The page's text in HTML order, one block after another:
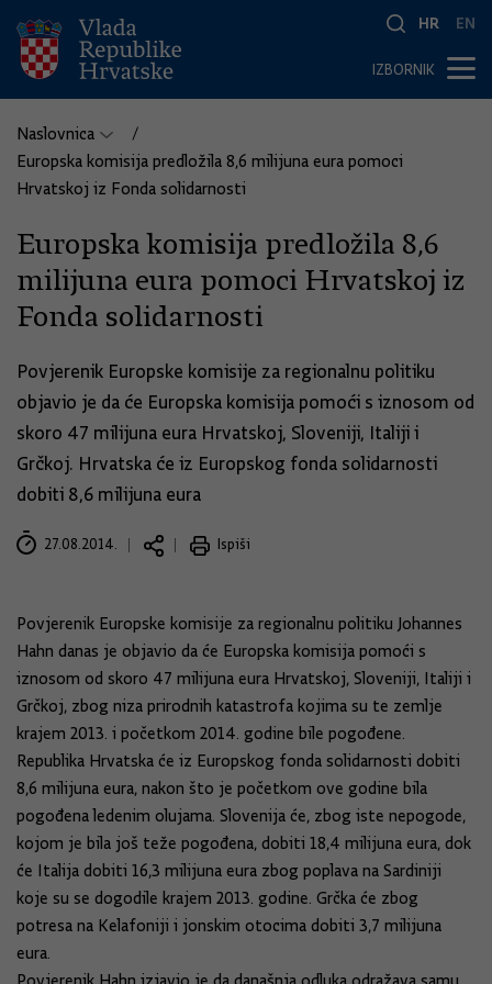
HR EN
IZBORNIK
Naslovnica
Europska komisija predložila 8,6 milijuna eura pomoci
Hrvatskoj iz Fonda solidarnosti
Europska komisija predložila 8,6
milijuna eura pomoci Hrvatskoj iz
Fonda solidarnosti
Povjerenik Europske komisije za regionalnu politiku
objavio je da će Europska komisija pomoći s iznosom od
skoro 47 milijuna eura Hrvatskoj, Sloveniji, Italiji i
Grčkoj. Hrvatska će iz Europskog fonda solidarnosti
dobiti 8,6 milijuna eura
27.08.2014. Ispiši
Povjerenik Europske komisije za regionalnu politiku Johannes
Hahn danas je objavio da će Europska komisija pomoći s
iznosom od skoro 47 milijuna eura Hrvatskoj, Sloveniji, Italiji i
Grčkoj, zbog niza prirodnih katastrofa kojima su te zemlje
krajem 2013. i početkom 2014. godine bile pogođene.
Republika Hrvatska će iz Europskog fonda solidarnosti dobiti
8,6 milijuna eura, nakon što je početkom ove godine bila
pogođena ledenim olujama. Slovenija će, zbog iste nepogode,
kojom je bila još teže pogođena, dobiti 18,4 milijuna eura, dok
će Italija dobiti 16,3 milijuna eura zbog poplava na Sardiniji
koje su se dogodile krajem 2013. godine. Grčka će zbog
potresa na Kelafoniji i jonskim otocima dobiti 3,7 milijuna
eura.